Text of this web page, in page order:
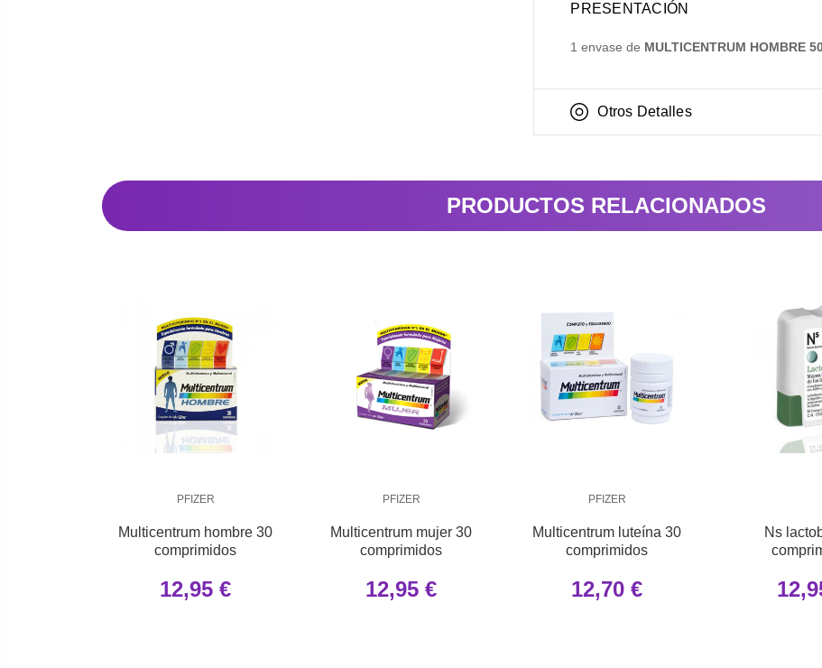
PRESENTACIÓN
1 envase de MULTICENTRUM HOMBRE
Otros Detalles
PRODUCTOS RELACIONADOS
PFIZER
Multicentrum hombre 30
comprimidos
12,95 €
PFIZER
Multicentrum mujer 30
comprimidos
12,95 €
PFIZER
Multicentrum luteína 30
comprimidos
12,70 €
Ns